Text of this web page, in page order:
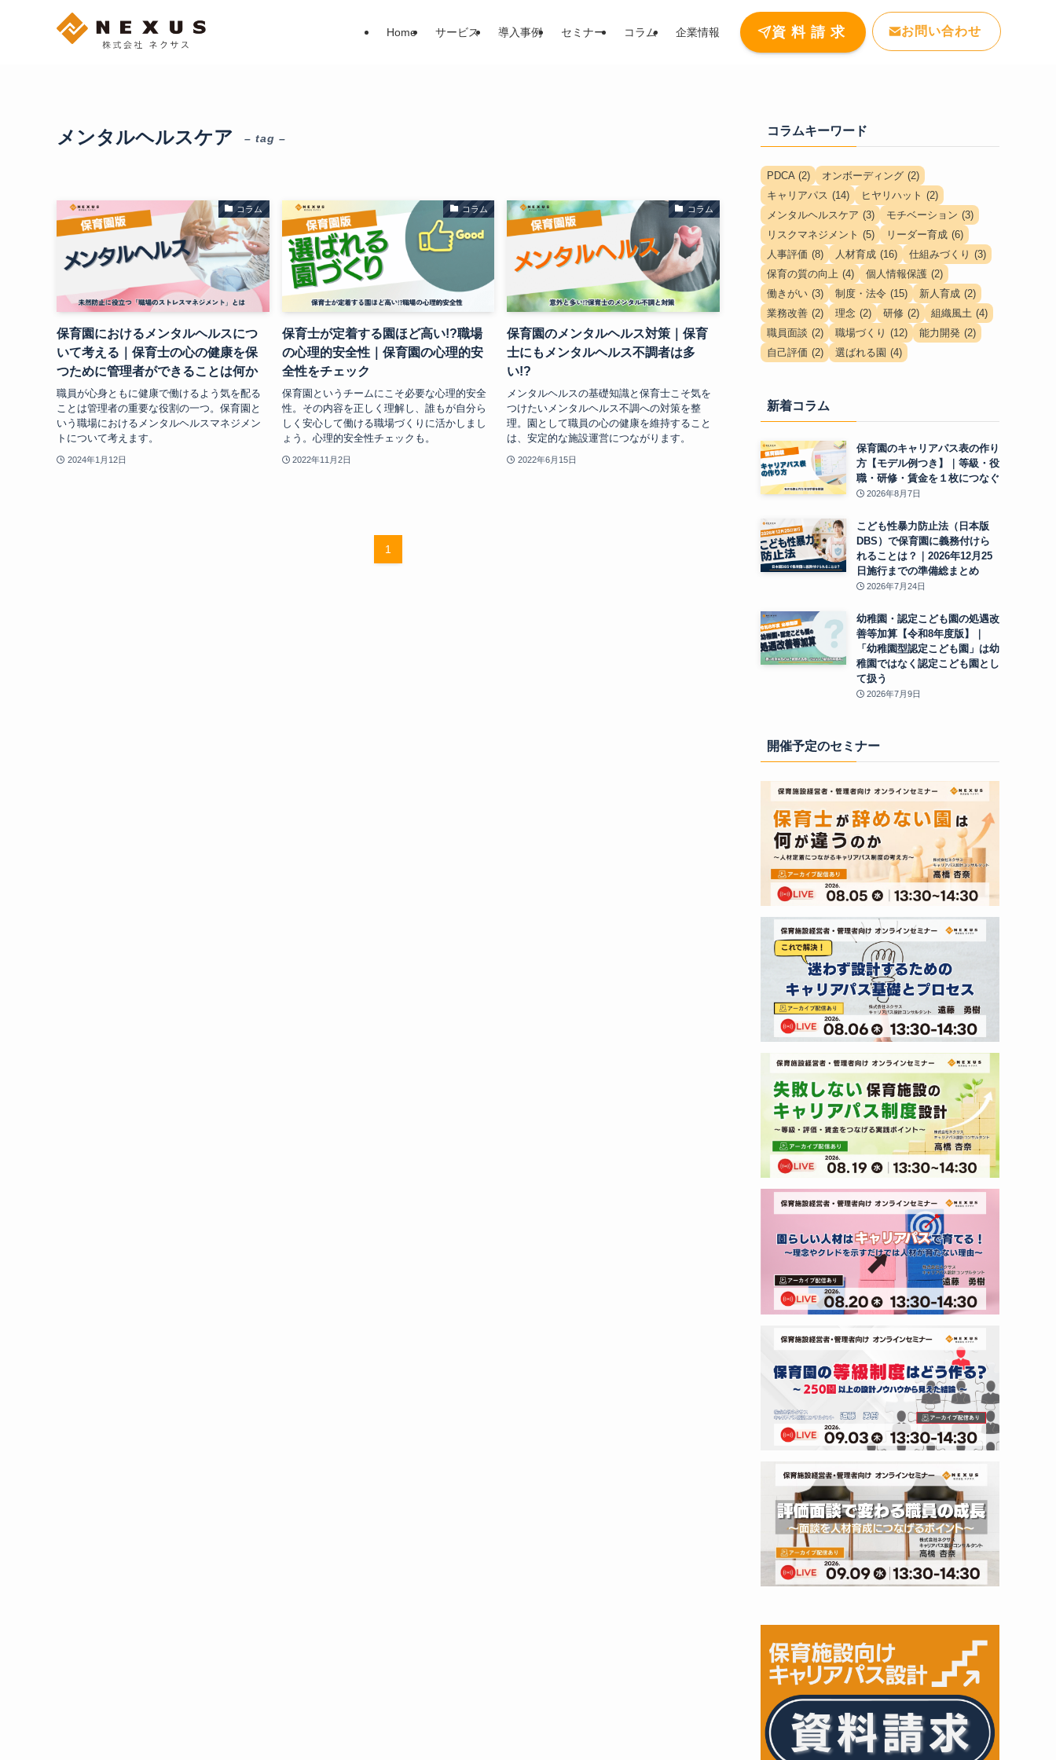
Home サービス 導入事例 セミナー コラム 企業情報 資 料 請 求 お問い合わせ
メンタルヘルスケア – tag –
コラム
保育園におけるメンタルヘルスにつ
いて考える｜保育士の心の健康を保
つために管理者ができることは何か
職員が心身ともに健康で働けるよう気を配る
ことは管理者の重要な役割の一つ。保育園と
いう職場におけるメンタルヘルスマネジメン
トについて考えます。
2024年1月12日
コラム
保育士が定着する園ほど高い!?職場
の心理的安全性｜保育園の心理的安
全性をチェック
保育園というチームにこそ必要な心理的安全
性。その内容を正しく理解し、誰もが自分ら
しく安心して働ける職場づくりに活かしまし
ょう。心理的安全性チェックも。
2022年11月2日
コラム
保育園のメンタルヘルス対策｜保育
士にもメンタルヘルス不調者は多
い!?
メンタルヘルスの基礎知識と保育士こそ気を
つけたいメンタルヘルス不調への対策を整
理。園として職員の心の健康を維持すること
は、安定的な施設運営につながります。
2022年6月15日
1
コラムキーワード
PDCA (2) オンボーディング (2)
キャリアパス (14) ヒヤリハット (2)
メンタルヘルスケア (3) モチベーション (3)
リスクマネジメント (5) リーダー育成 (6)
人事評価 (8) 人材育成 (16) 仕組みづくり (3)
保育の質の向上 (4) 個人情報保護 (2)
働きがい (3) 制度・法令 (15) 新人育成 (2)
業務改善 (2) 理念 (2) 研修 (2) 組織風土 (4)
職員面談 (2) 職場づくり (12) 能力開発 (2)
自己評価 (2) 選ばれる園 (4)
新着コラム
保育園のキャリアパス表の作り
方【モデル例つき】｜等級・役
職・研修・賃金を１枚につなぐ
2026年8月7日
こども性暴力防止法（日本版
DBS）で保育園に義務付けら
れることは？｜2026年12月25
日施行までの準備総まとめ
2026年7月24日
幼稚園・認定こども園の処遇改
善等加算【令和8年度版】｜
「幼稚園型認定こども園」は幼
稚園ではなく認定こども園とし
て扱う
2026年7月9日
開催予定のセミナー